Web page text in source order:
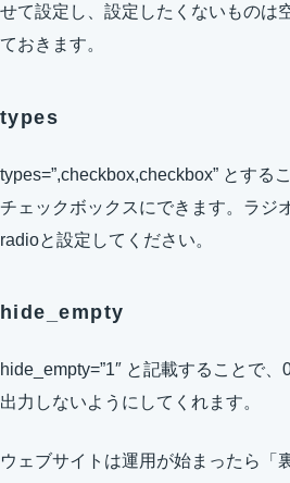
せて設定し、設定したくないものは
ておきます。
types
types=”,checkbox,checkbox” とする
チェックボックスにできます。ラジ
radioと設定してください。
hide_empty
hide_empty=”1″ と記載することで
出力しないようにしてくれます。
ウェブサイトは運用が始まったら「